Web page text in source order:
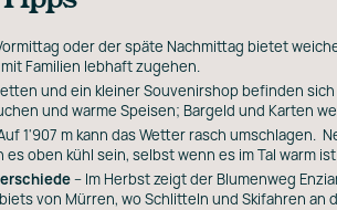
oder der späte Nachmittag bietet
Familien lebhaft zugehen.
und ein kleiner Souvenirshop befinden
und warme Speisen; Bargeld und Karten
1'907 m kann das Wetter rasch umschlagen.
es oben kühl sein, selbst wenn es im Tal warm
– Im Herbst zeigt der Blumenweg
von Mürren, wo Schlitteln und Skifahren an